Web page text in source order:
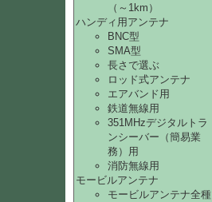
（～1km）
ハンディ用アンテナ
BNC型
SMA型
長さで選ぶ
ロッド式アンテナ
エアバンド用
鉄道無線用
351MHzデジタルトラ
ンシーバー（簡易業
務）用
消防無線用
モービルアンテナ
モービルアンテナ全種